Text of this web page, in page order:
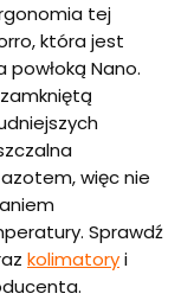
tej
która jest
Nano.
więc nie
Sprawdź
kolimatoryi